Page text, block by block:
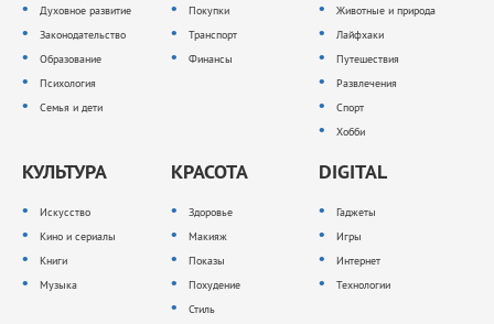
Духовное развитие
Законодательство
Образование
Психология
Семья и дети
Покупки
Транспорт
Финансы
Животные и природа
Лайфхаки
Путешествия
Развлечения
Спорт
Хобби
КУЛЬТУРА
Искусство
Кино и сериалы
Книги
Музыка
КРАСОТА
Здоровье
Макияж
Показы
Похудение
Стиль
DIGITAL
Гаджеты
Игры
Интернет
Технологии